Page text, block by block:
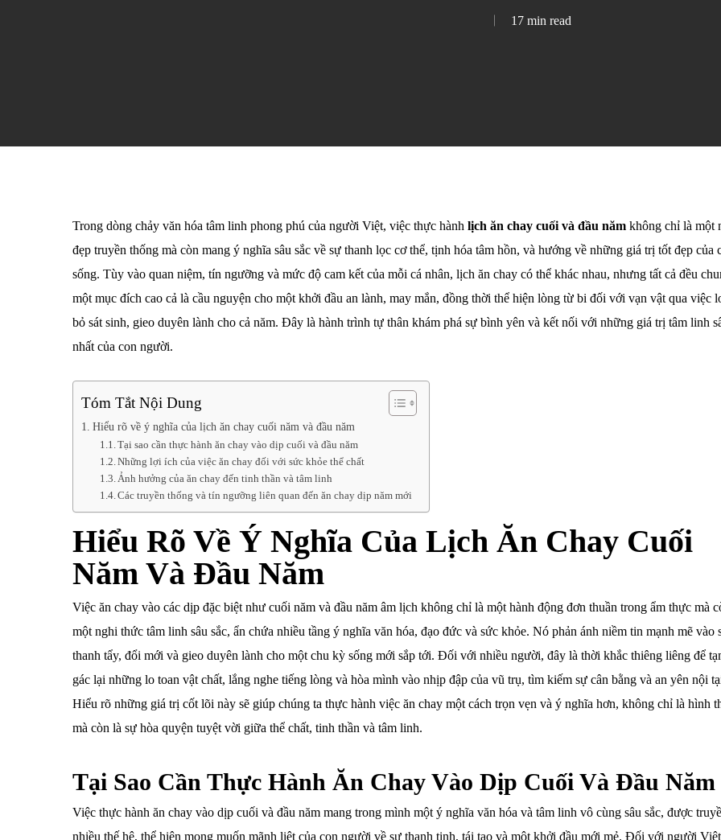
17 min read
Trong dòng chảy văn hóa tâm linh phong phú của người Việt, việc thực hành lịch ăn chay cuối và đầu năm không chỉ là một
đẹp truyền thống mà còn mang ý nghĩa sâu sắc về sự thanh lọc cơ thể, tịnh hóa tâm hồn, và hướng về những giá trị tốt đẹp của
sống. Tùy vào quan niệm, tín ngưỡng và mức độ cam kết của mỗi cá nhân, lịch ăn chay có thể khác nhau, nhưng tất cả đều
một mục đích cao cả là cầu nguyện cho một khởi đầu an lành, may mắn, đồng thời thể hiện lòng từ bi đối với vạn vật qua việc
bỏ sát sinh, gieo duyên lành cho cả năm. Đây là hành trình tự thân khám phá sự bình yên và kết nối với những giá trị tâm linh
nhất của con người.
Tóm Tắt Nội Dung
Hiểu rõ về ý nghĩa của lịch ăn chay cuối năm và đầu năm
Tại sao cần thực hành ăn chay vào dịp cuối và đầu năm
Những lợi ích của việc ăn chay đối với sức khỏe thể chất
Ảnh hưởng của ăn chay đến tinh thần và tâm linh
Các truyền thống và tín ngưỡng liên quan đến ăn chay dịp năm mới
Hiểu Rõ Về Ý Nghĩa Của Lịch Ăn Chay Cuối
Năm Và Đầu Năm
Việc ăn chay vào các dịp đặc biệt như cuối năm và đầu năm âm lịch không chỉ là một hành động đơn thuần trong ẩm thực mà
một nghi thức tâm linh sâu sắc, ẩn chứa nhiều tầng ý nghĩa văn hóa, đạo đức và sức khỏe. Nó phản ánh niềm tin mạnh mẽ vào
thanh tẩy, đổi mới và gieo duyên lành cho một chu kỳ sống mới sắp tới. Đối với nhiều người, đây là thời khắc thiêng liêng để
gác lại những lo toan vật chất, lắng nghe tiếng lòng và hòa mình vào nhịp đập của vũ trụ, tìm kiếm sự cân bằng và an yên nội
Hiểu rõ những giá trị cốt lõi này sẽ giúp chúng ta thực hành việc ăn chay một cách trọn vẹn và ý nghĩa hơn, không chỉ là hình
mà còn là sự hòa quyện tuyệt vời giữa thể chất, tinh thần và tâm linh.
Tại Sao Cần Thực Hành Ăn Chay Vào Dịp Cuối Và Đầu Năm
Việc thực hành ăn chay vào dịp cuối và đầu năm mang trong mình một ý nghĩa văn hóa và tâm linh vô cùng sâu sắc, được
nhiều thế hệ, thể hiện mong muốn mãnh liệt của con người về sự thanh tịnh, tái tạo và một khởi đầu mới mẻ. Đối với người